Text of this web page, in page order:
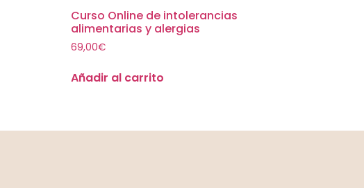
Curso Online de intolerancias
alimentarias y alergias
69,00€
Añadir al carrito